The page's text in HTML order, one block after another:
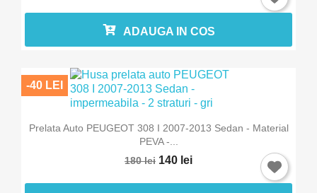
ADAUGA IN COS
Prelata Auto PEUGEOT 308 I 2007-2013 Sedan - Material
PEVA -...
180 lei 140 lei
-40 LEI